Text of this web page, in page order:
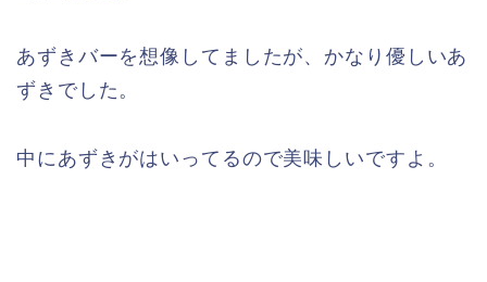
あずきバーを想像してましたが、かなり優しいあ
ずきでした。
中にあずきがはいってるので美味しいですよ。